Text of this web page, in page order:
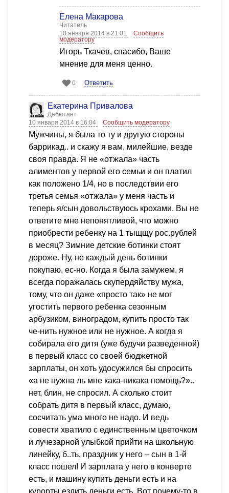
Елена Макарова
Читатель
10 января 2014 в 21:01
Сообщить
модератору
Игорь Ткачев, спасибо, Ваше
мнение для меня ценно.
0 Ответить
Екатерина Привалова
Дебютант
10 января 2014 в 16:04
Сообщить модератору
Мужчины, я была то ту и другую стороны
баррикад.. и скажу я вам, милейшие, везде
своя правда. Я не «отжала» часть
алиментов у первой его семьи и он платил
как положено 1/4, но в последствии его
третья семья «отжала» у меня часть и
теперь я/сын довольствуюсь крохами. Вы не
ответите мне непонятливой, что можно
приобрести ребенку на 1 тыщщу рос.рублей
в месяц? Зимние детские ботинки стоят
дороже. Ну, не каждый день ботинки
покупаю, ес-но. Когда я была замужем, я
всегда поражалась скупердяйству мужа,
тому, что он даже «просто так» не мог
угостить первого ребенка сезонным
арбузиком, виноградом, купить просто так
че-нить нужное или не нужное. А когда я
собирала его дитя (уже будучи разведенной)
в первый класс со своей бюджетной
зарплаты, он хоть удосужился бы спросить
«а не нужна ль мне кака-никака помощь?»..
нет, блин, не спросил. А сколько стоит
собрать дитя в первый класс, думаю,
сосчитать ума много не надо. И ведь
совести хватило с единственным цветочком
и лучезарной улыбкой прийти на школьную
линейку, б..ть, праздник у него – сын в 1-й
класс пошел! И зарплата у него в конверте
есть, и машину купить деньги есть и на
курорты ездить деньги есть. Вот почему-то в